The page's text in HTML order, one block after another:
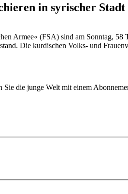
in syrischer
Armee« (FSA) sind am Sonntag,
Die kurdischen Volks- und
die junge Welt mit einem